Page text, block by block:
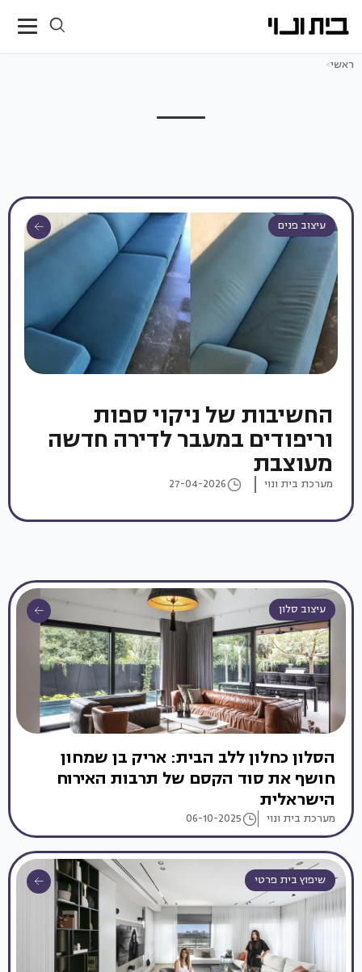
ראשי>
עיצוב פנים
החשיבות של ניקוי ספות
וריפודים במעבר לדירה חדשה
מעוצבת
מערכת בית ונוי 27-04-2026
עיצוב סלון
הסלון כחלון ללב הבית: אריק בן שמחון
חושף את סוד הקסם של תרבות האירוח
הישראלית
מערכת בית ונוי 06-10-2025
שיפוץ בית פרטי